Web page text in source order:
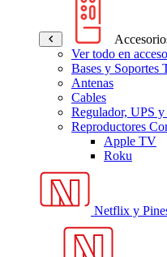
Ver todo en
Bases y Soportes
Antenas
Cables
Regulador, UPS
Reproductores
Apple TV
Roku
Netflix y